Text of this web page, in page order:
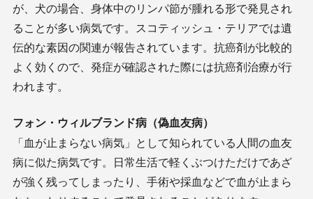
が、犬の場合、身体中のリンパ節が腫れる形で発見され
ることが多い病気です。スコティッシュ・テリアでは遺
伝的な素因の関連が報告されています。抗癌剤が比較的
よく効くので、発症が確認された際には抗癌剤治療が行
われます。
フォン・ウィルブランド病（偽血友病）
「血が止まらない病気」として知られている人間の血友
病に似た病気です。日常生活で軽くぶつけただけであざ
が強く残ってしまったり、手術や採血などで血が止まら